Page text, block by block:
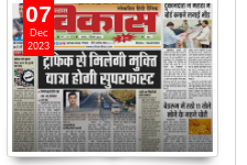
07
Dec
2023